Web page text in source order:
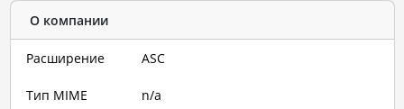
О компании
Расширение ASC
Тип MIME n/a